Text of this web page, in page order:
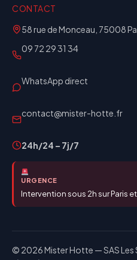
CONTACT
58 rue de Monceau, 75008
09 72 29 31 34
WhatsApp direct
contact@mister-hotte.fr
24h/24 – 7j/7
URGENCE
Intervention sous 2h sur Paris et
© 2026 Mister Hotte — SAS Les